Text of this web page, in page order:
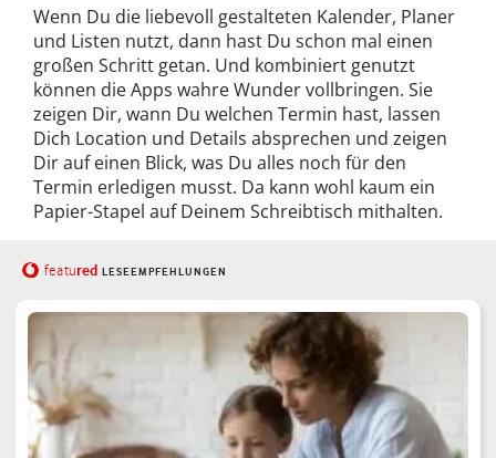
Wenn Du die liebevoll gestalteten Kalender, Planer
und Listen nutzt, dann hast Du schon mal einen
großen Schritt getan. Und kombiniert genutzt
können die Apps wahre Wunder vollbringen. Sie
zeigen Dir, wann Du welchen Termin hast, lassen
Dich Location und Details absprechen und zeigen
Dir auf einen Blick, was Du alles noch für den
Termin erledigen musst. Da kann wohl kaum ein
Papier-Stapel auf Deinem Schreibtisch mithalten.
featured LESEEMPFEHLUNGEN